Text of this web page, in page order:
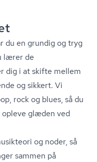
du en grundig og tryg
lærer de
dig i at skifte mellem
og sikkert. Vi
rock og blues, så du
opleve glæden ved
og noder, så
sammen på